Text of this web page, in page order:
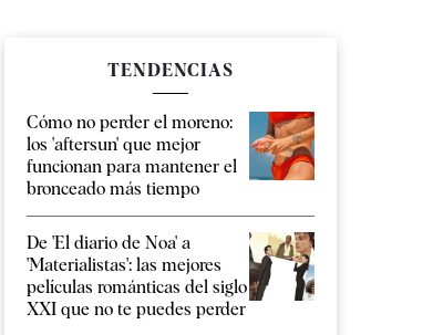
TENDENCIAS
Cómo no perder el moreno:
los 'aftersun' que mejor
funcionan para mantener el
bronceado más tiempo
De 'El diario de Noa' a
'Materialistas': las mejores
películas románticas del siglo
XXI que no te puedes perder